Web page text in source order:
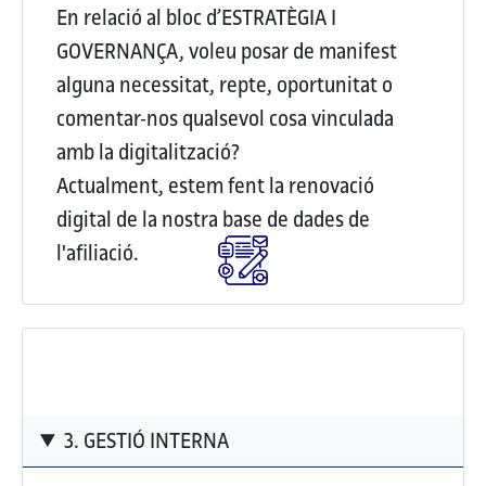
En relació al bloc d’ESTRATÈGIA I
GOVERNANÇA, voleu posar de manifest
alguna necessitat, repte, oportunitat o
comentar-nos qualsevol cosa vinculada
amb la digitalització?
Actualment, estem fent la renovació
digital de la nostra base de dades de
l'afiliació.
3. GESTIÓ INTERNA